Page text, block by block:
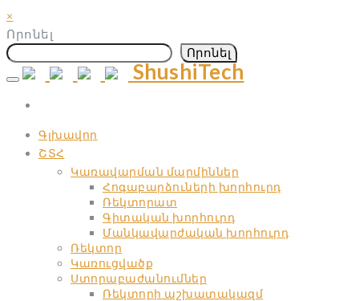
×
Որոնել
Որոնել
Skip
content
ShushiTech
Գլխավոր
ՇՏՀ
Կառավարման մարմիններ
Հոգաբարձուների խորհուրդ
Ռեկտորատ
Գիտական ​​խորհուրդ
Մանկավարժական ​​խորհուրդ
Ռեկտոր
Կառուցվածք
Ստորաբաժանումներ
Ռեկտորի աշխատակազմ